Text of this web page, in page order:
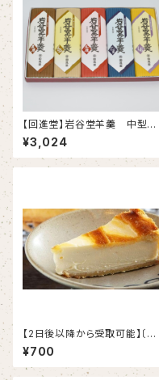
【回進堂】岩谷堂羊羹 中型 5
本詰
¥3,024
【2日後以降から受取可能】〔ロ
シア料理トロイカ〕ベークド・チ
ーズケーキ 1カット
¥700